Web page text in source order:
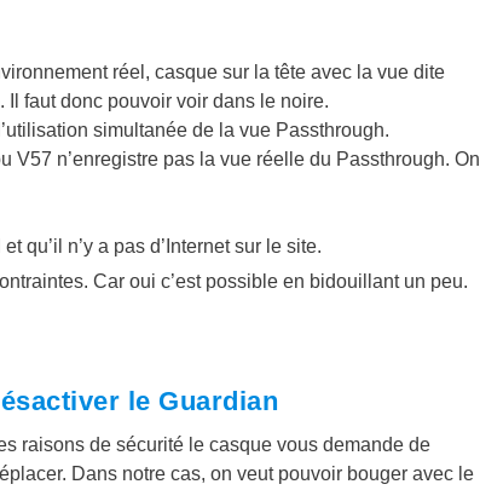
réel, casque sur la tête avec la vue dite
Il faut donc pouvoir voir dans le noire.
simultanée de la vue Passthrough.
V57 n’enregistre pas la vue réelle du Passthrough. On
qu’il n’y a pas d’Internet sur le site.
Car oui c’est possible en bidouillant un peu.
le Guardian
raisons de sécurité le casque vous demande de
Dans notre cas, on veut pouvoir bouger avec le